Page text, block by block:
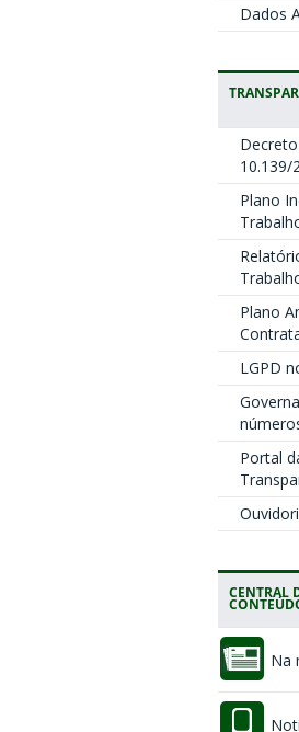
Dados
Decreto
10.139/
Plano
Plano
LGPD
Portal
CENTRAL
Na